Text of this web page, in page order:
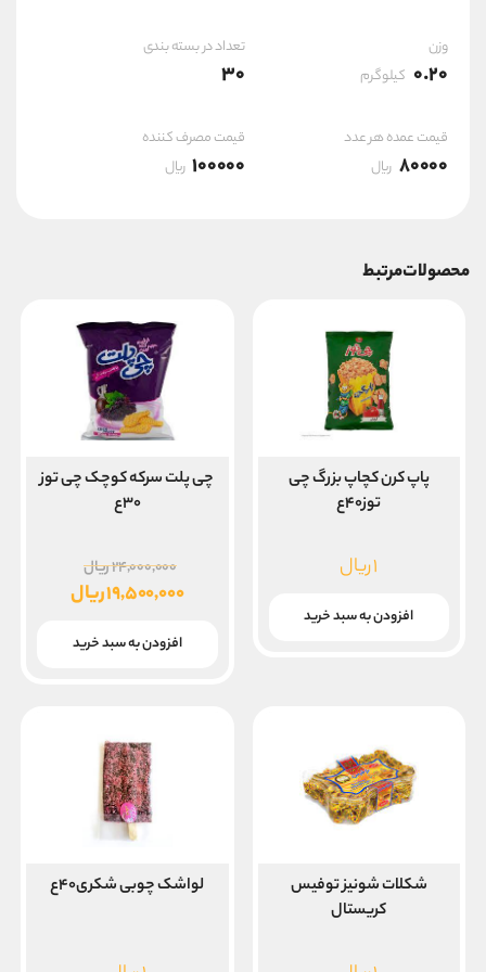
وزن
0.20 کیلوگرم
تعداد در بسته بندی
30
قیمت عمده هر عدد
80000 ریال
قیمت مصرف کننده
100000 ریال
محصولات مرتبط
پاپ کرن کچاپ بزرگ چی
توز۴۰ع
۱ریال
افزودن به سبد خرید
چی پلت سرکه کوچک چی توز
۳۰ع
۲۴,۰۰۰,۰۰۰ریال
اصلی
بود.
۱۹,۵۰۰,۰۰۰ریال
فعلی
افزودن به سبد خرید
شکلات شونیز توفیس
کریستال
لواشک چوبی شکری۴۰ع